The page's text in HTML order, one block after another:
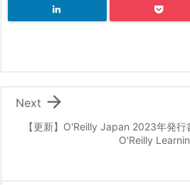
【更新】O'Reilly Japan 2023年発行
O'Reilly

Next